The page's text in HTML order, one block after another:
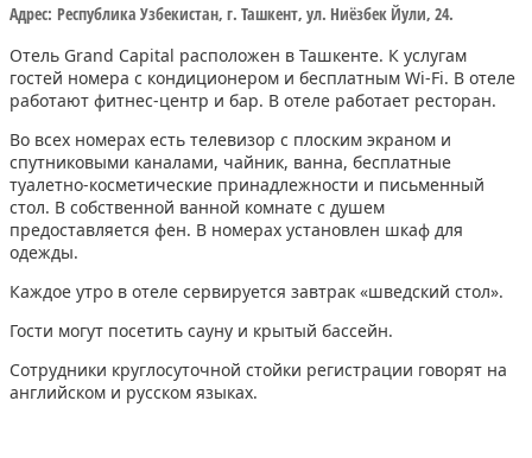
Адрес: Республика Узбекистан, г. Ташкент, ул. Ниёзбек Йули, 24.
Отель Grand Capital расположен в Ташкенте. К услугам
гостей номера с кондиционером и бесплатным Wi-Fi. В отеле
работают фитнес-центр и бар. В отеле работает ресторан.
Во всех номерах есть телевизор с плоским экраном и
спутниковыми каналами, чайник, ванна, бесплатные
туалетно-косметические принадлежности и письменный
стол. В собственной ванной комнате с душем
предоставляется фен. В номерах установлен шкаф для
одежды.
Каждое утро в отеле сервируется завтрак «шведский стол».
Гости могут посетить сауну и крытый бассейн.
Сотрудники круглосуточной стойки регистрации говорят на
английском и русском языках.